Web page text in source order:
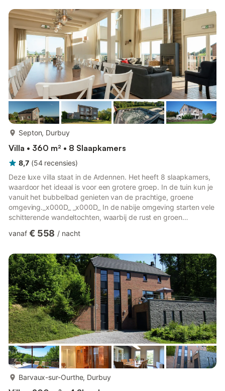
Septon, Durbuy
Villa • 360 m² • 8 Slaapkamers
8,7 (54 recensies)
Deze luxe villa staat in de Ardennen. Het heeft 8 slaapkamers,
waardoor het ideaal is voor een grotere groep. In de tuin kun je
vanuit het bubbelbad genieten van de prachtige, groene
omgeving._x000D_ _x000D_ In de nabije omgeving starten vele
schitterende wandeltochten, waarbij de rust en groen
meer actie? Neem dan je mountainbike mee en volg een van de
je graag kastelen of kerken bezoekt, kun je je hart ophalen in
de steden Houffalize of La Roche-en-Ardenne._x000D_ ...
vanaf € 558 / nacht
Barvaux-sur-Ourthe, Durbuy